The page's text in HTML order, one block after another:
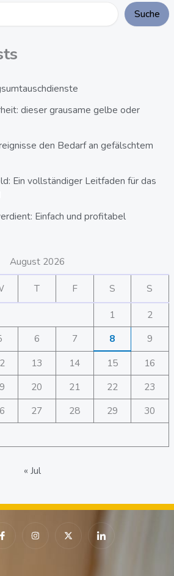
Suche
dieser grausame gelbe oder
den Bedarf an gefälschtem
Ein vollständiger Leitfaden für das
Einfach und profitabel
August 2026
T F S S
1
2
6 7 8
9
13 14 15
16
20 21 22
23
27 28 29
30
« Jul
c
o
n
s
-
t
c
o